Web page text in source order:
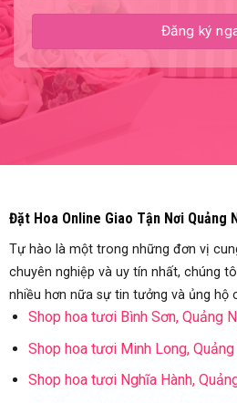
Đặt Hoa Online Giao Tận Nơi Quảng
Tự hào là một trong những đơn vị
chuyên nghiệp và uy tín nhất, chúng
nhiều hơn nữa sự tin tưởng và ủng hộ
Shop hoa tươi Bình Sơn, Quảng
Shop hoa tươi Minh Long,
Shop hoa tươi Nghĩa Hành,